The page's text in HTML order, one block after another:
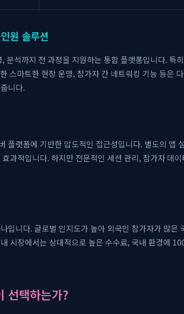
원 솔루션
석까지 전 과정을 지원하는 통합 플랫폼입니다.
스마트한 현장 운영, 참가자 간 네트워킹 기능 등은
니다.
플랫폼에 기반한 압도적인 접근성입니다. 별도의
과적입니다. 하지만 전문적인 세션 관리, 참가자 데
니다. 글로벌 인지도가 높아 외국인 참가자가 많은
시장에서는 상대적으로 높은 수수료, 국내 환경에
선택하는가?